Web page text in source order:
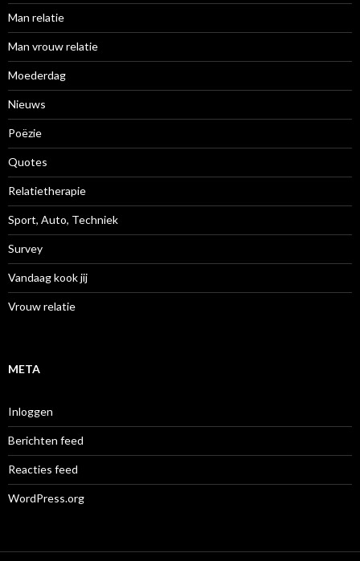
Man relatie
Man vrouw relatie
Moederdag
Nieuws
Poëzie
Quotes
Relatietherapie
Sport, Auto, Techniek
Survey
Vandaag kook jij
Vrouw relatie
META
Inloggen
Berichten feed
Reacties feed
WordPress.org